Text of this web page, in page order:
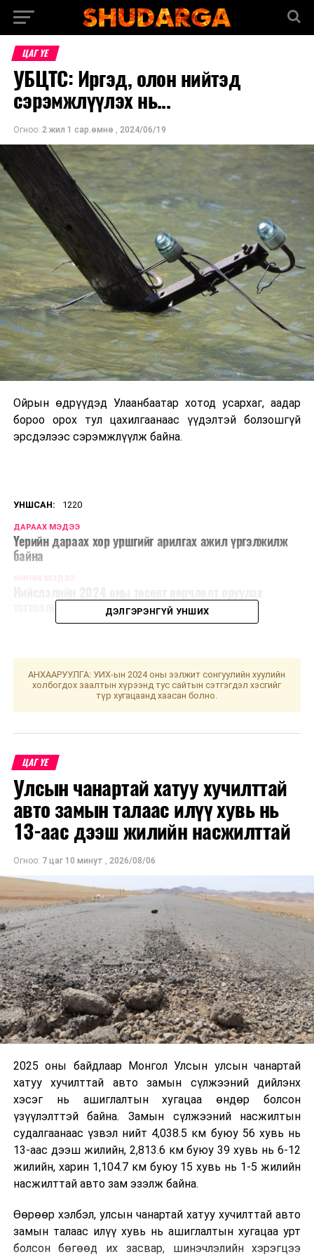
ЦАГ ҮЕ
УБЦТС: Иргэд, олон нийтэд
сэрэмжлүүлэх нь...
Огноо: 2 жил 1 сар.өмнө , 2024/06/19
Ойрын өдрүүдэд Улаанбаатар хотод усархаг, аадар
бороо орох тул цахилгаанаас үүдэлтэй болзошгүй
эрсдэлээс сэрэмжлүүлж байна.
УНШСАН: 1220
ДАРААХ МЭДЭЭ
Үерийн дараах хор уршгийг арилгах ажил үргэлжилж
байна
ӨМНӨХ МЭДЭЭ
тогтоолын төслийг баталлаа
ДЭЛГЭРЭНГҮЙ УНШИХ
АНХААРУУЛГА: УИХ-ын 2024 оны ээлжит сонгуулийн хуулийн
холбогдох заалтын хүрээнд тус сайтын сэтгэгдэл хэсгийг
түр хугацаанд хаасан болно.
ЦАГ ҮЕ
Улсын чанартай хатуу хучилттай
авто замын талаас илүү хувь нь
13-аас дээш жилийн насжилттай
Огноо: 7 цаг 10 минут , 2026/08/06
2025 оны байдлаар Монгол Улсын улсын чанартай
хатуу хучилттай авто замын сүлжээний дийлэнх
хэсэг нь ашиглалтын хугацаа өндөр болсон
үзүүлэлттэй байна. Замын сүлжээний насжилтын
судалгаанаас үзвэл нийт 4,038.5 км буюу 56 хувь нь
13-аас дээш жилийн, 2,813.6 км буюу 39 хувь нь 6-12
жилийн, харин 1,104.7 км буюу 15 хувь нь 1-5 жилийн
насжилттай авто зам эзэлж байна.
Өөрөөр хэлбэл, улсын чанартай хатуу хучилттай авто
замын талаас илүү хувь нь ашиглалтын хугацаа урт
болсон бөгөөд их засвар, шинэчлэлийн хэрэгцээ